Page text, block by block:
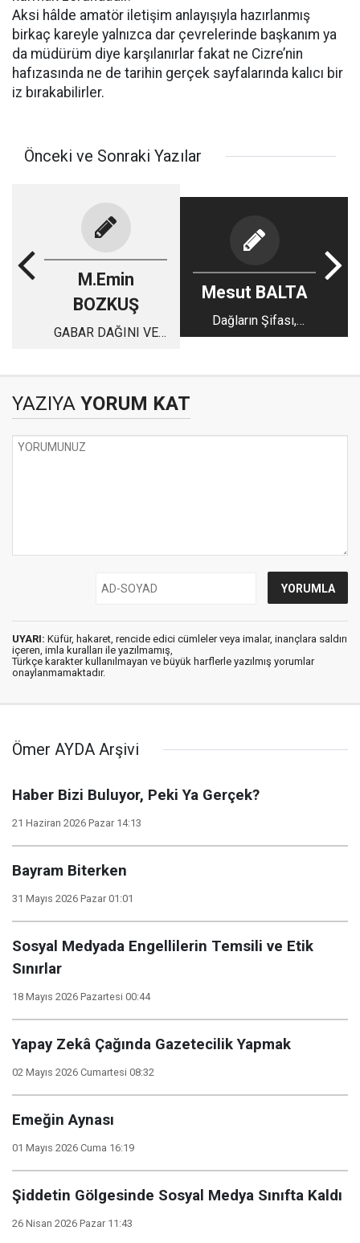
Aksi hâlde amatör iletişim anlayışıyla hazırlanmış
birkaç kareyle yalnızca dar çevrelerinde başkanım ya
da müdürüm diye karşılanırlar fakat ne Cizre’nin
hafızasında ne de tarihin gerçek sayfalarında kalıcı bir
iz bırakabilirler.
Önceki ve Sonraki Yazılar
M.Emin
BOZKUŞ
GABAR DAĞINI VE
Mesut BALTA
Dağların Şifası,
Sofraların Hafızası:
YAZIYA YORUM KAT
UYARI: Küfür, hakaret, rencide edici cümleler veya imalar, inançlara saldırı
içeren, imla kuralları ile yazılmamış,
Türkçe karakter kullanılmayan ve büyük harflerle yazılmış yorumlar
onaylanmamaktadır.
Ömer AYDA Arşivi
Haber Bizi Buluyor, Peki Ya Gerçek?
21 Haziran 2026 Pazar 14:13
Bayram Biterken
31 Mayıs 2026 Pazar 01:01
Sosyal Medyada Engellilerin Temsili ve Etik
Sınırlar
18 Mayıs 2026 Pazartesi 00:44
Yapay Zekâ Çağında Gazetecilik Yapmak
02 Mayıs 2026 Cumartesi 08:32
Emeğin Aynası
01 Mayıs 2026 Cuma 16:19
Şiddetin Gölgesinde Sosyal Medya Sınıfta Kaldı
26 Nisan 2026 Pazar 11:43